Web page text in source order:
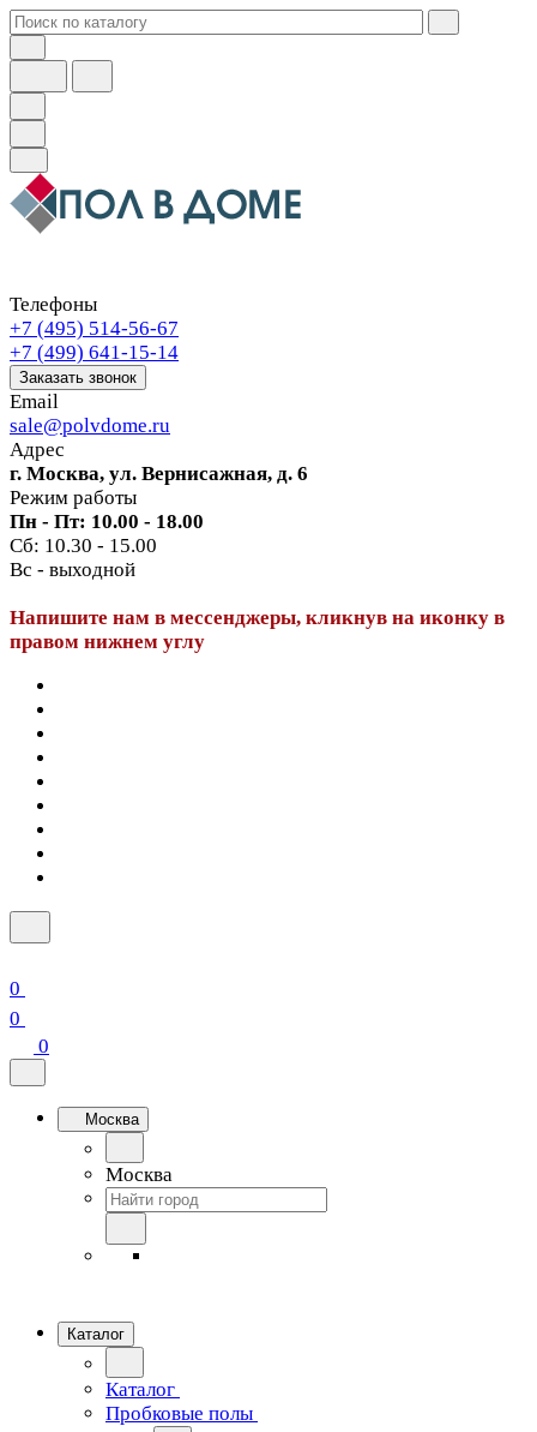
Телефоны
+7 (495) 514-56-67
+7 (499) 641-15-14
Заказать звонок
Email
sale@polvdome.ru
Адрес
г. Москва, ул. Вернисажная, д. 6
Режим работы
Пн - Пт: 10.00 - 18.00
Сб: 10.30 - 15.00
Вс - выходной
Напишите нам в мессенджеры, кликнув на иконку в
правом нижнем углу
0
0
0
Москва
Москва
Каталог
Каталог
Пробковые полы